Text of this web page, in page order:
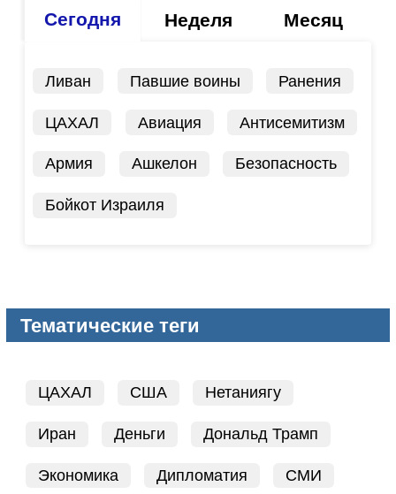
Сегодня Неделя Месяц
Ливан Павшие воины Ранения
ЦАХАЛ Авиация Антисемитизм
Армия Ашкелон Безопасность
Бойкот Израиля
Тематические теги
ЦАХАЛ США Нетаниягу
Иран Деньги Дональд Трамп
Экономика Дипломатия СМИ